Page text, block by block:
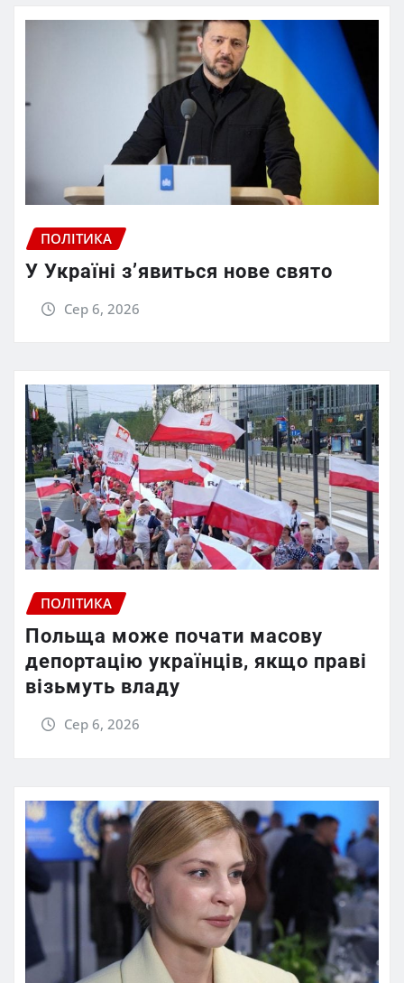
ПОЛІТИКА
У Україні з’явиться нове свято
Сер 6, 2026
ПОЛІТИКА
Польща може почати масову
депортацію українців, якщо праві
візьмуть владу
Сер 6, 2026